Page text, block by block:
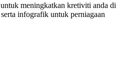
meningkatkan kretiviti anda di
infografik untuk perniagaan